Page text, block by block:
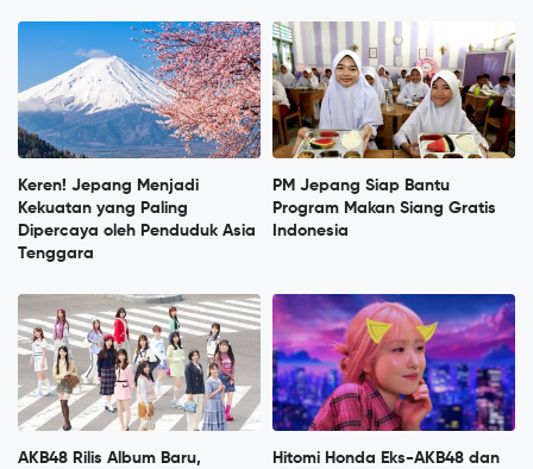
Keren! Jepang Menjadi
Kekuatan yang Paling
Dipercaya oleh Penduduk Asia
Tenggara
PM Jepang Siap Bantu
Program Makan Siang Gratis
Indonesia
AKB48 Rilis Album Baru,
Hitomi Honda Eks-AKB48 dan